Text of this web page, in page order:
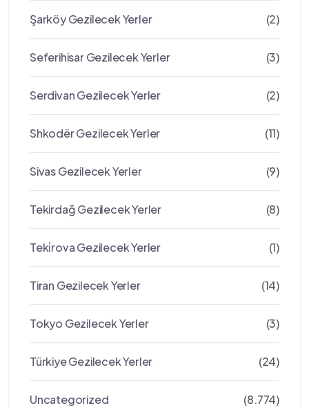
Şarköy Gezilecek Yerler (2)
Seferihisar Gezilecek Yerler (3)
Serdivan Gezilecek Yerler (2)
Shkodër Gezilecek Yerler (11)
Sivas Gezilecek Yerler (9)
Tekirdağ Gezilecek Yerler (8)
Teki̇rova Gezilecek Yerler (1)
Tiran Gezilecek Yerler (14)
Tokyo Gezilecek Yerler (3)
Türkiye Gezilecek Yerler (24)
Uncategorized (8.774)